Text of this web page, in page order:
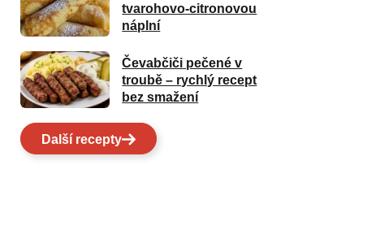
tvarohovo-citronovou
náplní
Čevabčiči pečené v
troubě – rychlý recept
bez smažení
Další recepty